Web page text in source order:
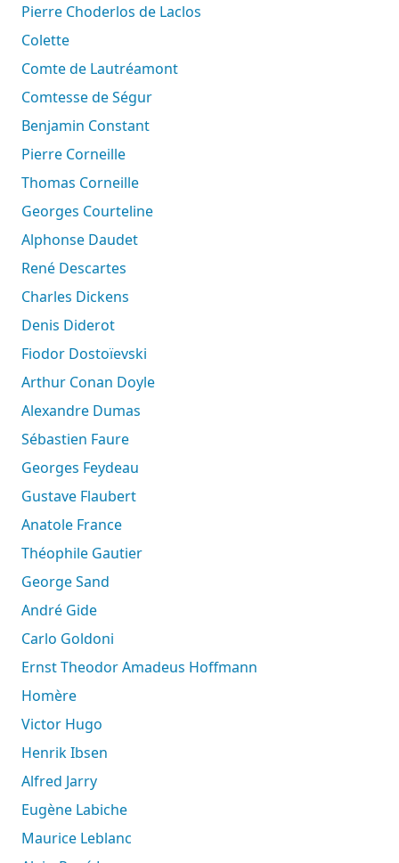
Pierre Choderlos de Laclos
Colette
Comte de Lautréamont
Comtesse de Ségur
Benjamin Constant
Pierre Corneille
Thomas Corneille
Georges Courteline
Alphonse Daudet
René Descartes
Charles Dickens
Denis Diderot
Fiodor Dostoïevski
Arthur Conan Doyle
Alexandre Dumas
Sébastien Faure
Georges Feydeau
Gustave Flaubert
Anatole France
Théophile Gautier
George Sand
André Gide
Carlo Goldoni
Ernst Theodor Amadeus Hoffmann
Homère
Victor Hugo
Henrik Ibsen
Alfred Jarry
Eugène Labiche
Maurice Leblanc